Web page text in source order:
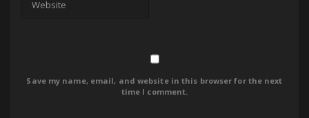
Save my name, email, and website in this browser for the next
time I comment.